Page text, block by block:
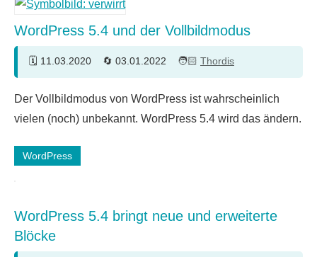
WordPress 5.4 und der Vollbildmodus
11.03.2020 03.01.2022 Thordis
Kommentare
Der Vollbildmodus von WordPress ist wahrscheinlich
vielen (noch) unbekannt. WordPress 5.4 wird das ändern.
WordPress
WordPress 5.4 bringt neue und erweiterte
Blöcke